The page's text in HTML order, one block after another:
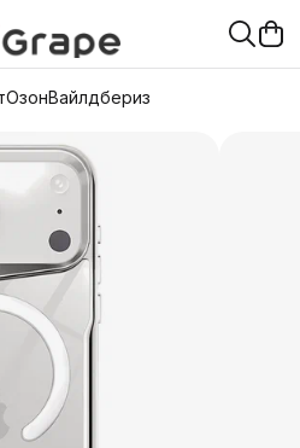
ОзонВайлдбериз